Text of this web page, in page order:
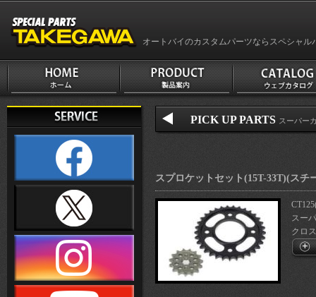
オートバイのカスタムパーツならスペシャル
PICK UP PARTS スーパー
スプロケットセット(15T-33T)(スチ
スー
クロ